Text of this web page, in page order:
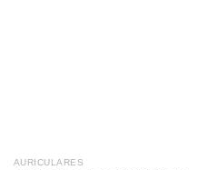
AURICULARES